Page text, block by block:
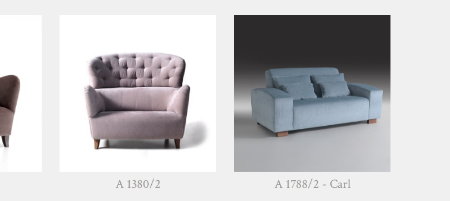
A 1380/2 A 1788/2 - Carl